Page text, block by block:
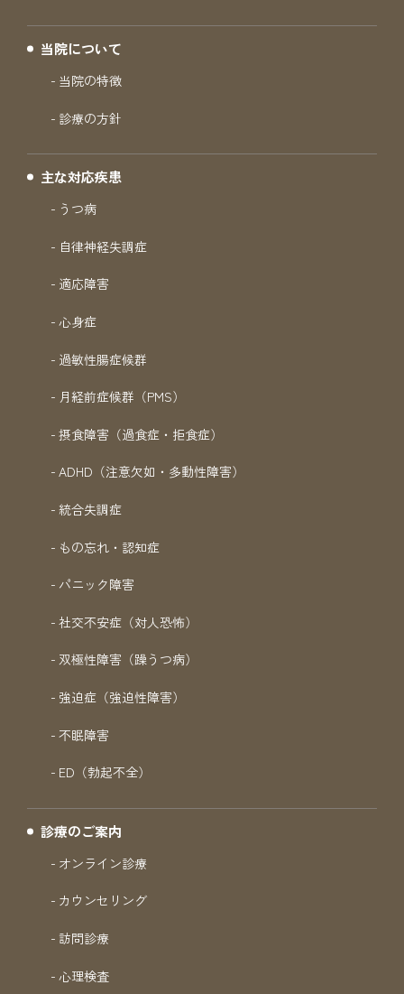
当院について
当院の特徴
診療の方針
主な対応疾患
うつ病
自律神経失調症
適応障害
心身症
過敏性腸症候群
月経前症候群（PMS）
摂食障害（過食症・拒食症）
ADHD（注意欠如・多動性障害）
統合失調症
もの忘れ・認知症
パニック障害
社交不安症（対人恐怖）
双極性障害（躁うつ病）
強迫症（強迫性障害）
不眠障害
ED（勃起不全）
診療のご案内
オンライン診療
カウンセリング
訪問診療
心理検査